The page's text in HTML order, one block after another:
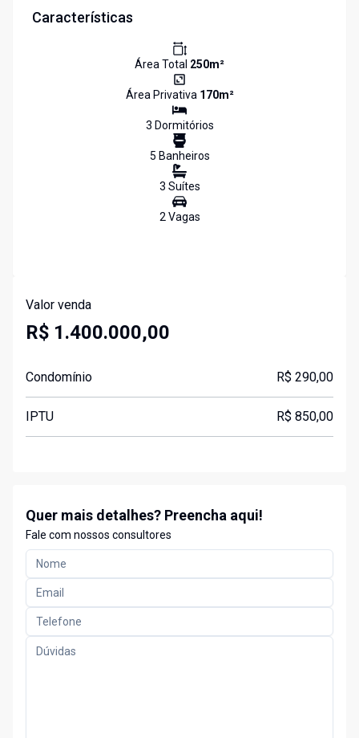
Características
Área Total 250m²
Área Privativa 170m²
3 Dormitórios
5 Banheiros
3 Suítes
2Vagas
Valor venda
R$ 1.400.000,00
Condomínio R$ 290,00
IPTU R$ 850,00
Quer mais detalhes? Preencha aqui!
Fale com nossos consultores